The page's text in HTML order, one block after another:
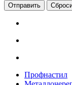
Профнастил